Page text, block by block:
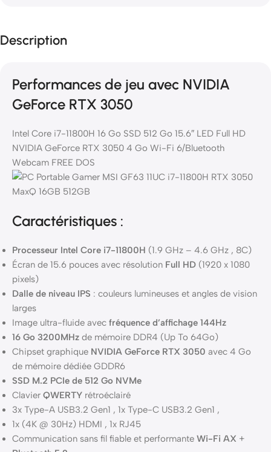
Description
Performances de jeu avec NVIDIA
GeForce RTX 3050
Intel Core i7-11800H 16 Go SSD 512 Go 15.6″ LED Full HD
NVIDIA GeForce RTX 3050 4 Go Wi-Fi 6/Bluetooth
Webcam FREE DOS
Caractéristiques :
Processeur Intel Core i7-11800H (1.9 GHz – 4.6 GHz , 8C)
Écran de 15.6 pouces avec résolution Full HD (1920 x 1080
pixels)
Dalle de niveau IPS : couleurs lumineuses et angles de vision
larges
Image ultra-fluide avec fréquence d’affichage 144Hz
16 Go 3200MHz de mémoire DDR4 (Up To 64Go)
Chipset graphique NVIDIA GeForce RTX 3050 avec 4 Go
de mémoire dédiée GDDR6
SSD M.2 PCIe de 512 Go NVMe
Clavier QWERTY rétroéclairé
3x Type-A USB3.2 Gen1 , 1x Type-C USB3.2 Gen1 ,
1x (4K @ 30Hz) HDMI , 1x RJ45
Communication sans fil fiable et performante Wi-Fi AX +